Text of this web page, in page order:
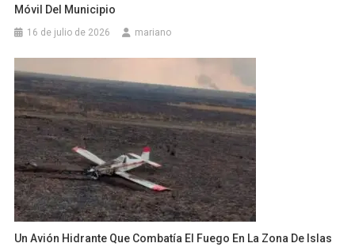
Móvil Del Municipio
16 de julio de 2026 mariano
Un Avión Hidrante Que Combatía El Fuego En La Zona De Islas